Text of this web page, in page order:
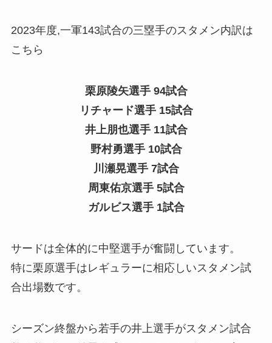
2023年度,一軍143試合の三塁手のスタメン内訳は
こちら
栗原陵矢選手 94試合
リチャード選手 15試合
井上朋也選手 11試合
野村勇選手 10試合
川瀬晃選手 7試合
周東佑京選手 5試合
ガルビス選手 1試合
サードは全体的に中堅選手が奮闘しています。
特に栗原選手はレギュラーに相応しいスタメン試
合出場数です。
シーズン終盤から若手の井上選手がスタメン試合